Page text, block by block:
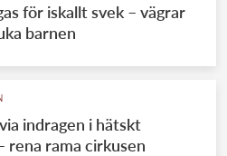
KUNGAHUS
kungahuset
kungahuset
för iskallt svek – vägrar
barnen
indragen i hätskt
rena rama cirkusen